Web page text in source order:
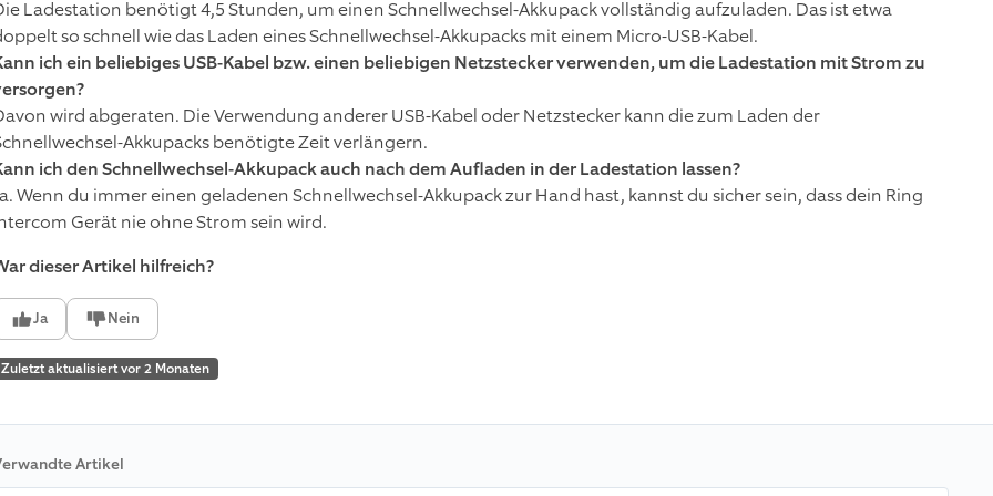
Ladestation benötigt 4,5 Stunden, um einen Schnellwechsel-Akkupack vollständig aufzuladen. Das ist etwa
so schnell wie das Laden eines Schnellwechsel-Akkupacks mit einem Micro-USB-Kabel.
ich ein beliebiges USB-Kabel bzw. einen beliebigen Netzstecker verwenden, um die Ladestation mit Strom zu
wird abgeraten. Die Verwendung anderer USB-Kabel oder Netzstecker kann die zum Laden der
Akkupacks benötigte Zeit verlängern.
ich den Schnellwechsel-Akkupack auch nach dem Aufladen in der Ladestation lassen?
Wenn du immer einen geladenen Schnellwechsel-Akkupack zur Hand hast, kannst du sicher sein, dass dein Ring
Gerät nie ohne Strom sein wird.
dieser Artikel hilfreich?
Ja Nein
Zuletzt aktualisiert vor 2 Monaten
Artikel